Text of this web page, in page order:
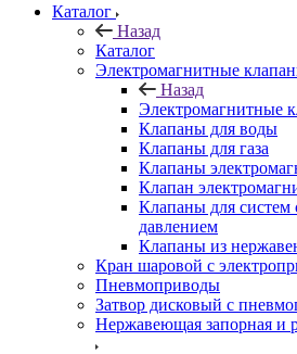
Каталог
Назад
Каталог
Электромагнитные
Назад
Электромагнитные
Клапаны для воды
Клапаны для газа
Клапаны
Клапан
Клапаны для
давлением
Клапаны из
Кран шаровой с
Пневмоприводы
Затвор дисковый с
Нержавеющая запорная и